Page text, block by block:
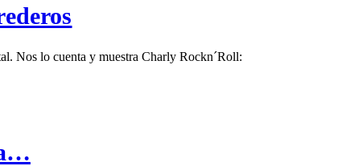
Nos lo cuenta y muestra Charly Rockn´Roll: